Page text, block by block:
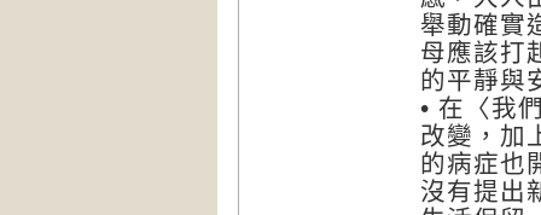
舉動確實
母應該打
的平靜與
• 在〈我
改變，加
的病症也
沒有提出